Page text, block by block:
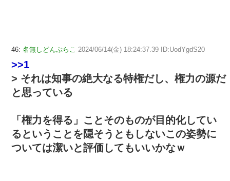
46: 名無しどんぶらこ 2024/06/14(金) 18:24:37.39 ID:UodYgdS20
>>1
> それは知事の絶大なる特権だし、権力の源だ
と思っている
「権力を得る」ことそのものが目的化してい
るということを隠そうともしないこの姿勢に
ついては潔いと評価してもいいかなｗ